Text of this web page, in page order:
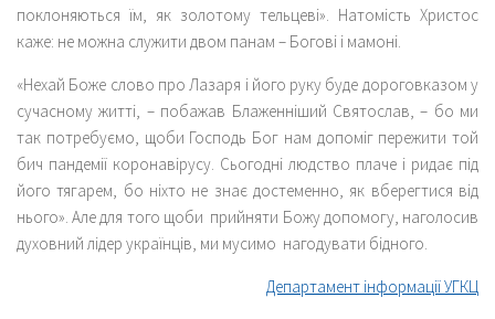
поклоняються їм, як золотому тельцеві». Натомість Христос
каже: не можна служити двом панам – Богові і мамоні.
«Нехай Боже слово про Лазаря і його руку буде дороговказом у
сучасному житті, – побажав Блаженніший Святослав, – бо ми
так потребуємо, щоби Господь Бог нам допоміг пережити той
бич пандемії коронавірусу. Сьогодні людство плаче і ридає під
його тягарем, бо ніхто не знає достеменно, як вберегтися від
нього». Але для того щоби прийняти Божу допомогу, наголосив
духовний лідер українців, ми мусимо нагодувати бідного.
Департамент інформації УГКЦ